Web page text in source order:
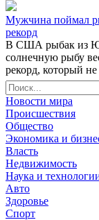
Мужчина поймал
рекорд
В США рыбак из
солнечную рыбу
рекорд, который не
Новости мира
Происшествия
Общество
Экономика и
Власть
Недвижимость
Наука и
Авто
Здоровье
Спорт